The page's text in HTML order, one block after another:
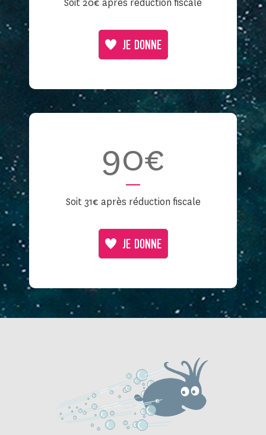
Soit 20€ après réduction fiscale
JE DONNE
90€
Soit 31€ après réduction fiscale
JE DONNE